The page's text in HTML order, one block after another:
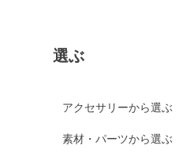
選ぶ
アクセサリーから選ぶ
素材・パーツから選ぶ